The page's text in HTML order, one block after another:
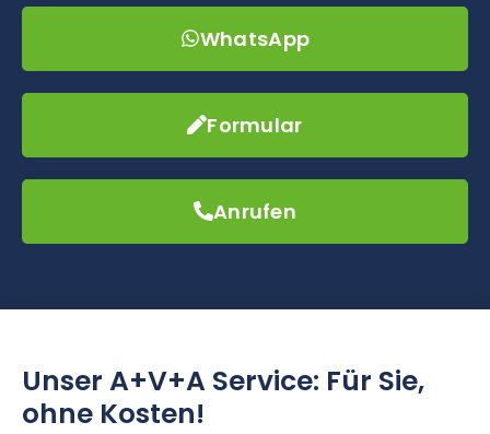
WhatsApp
Formular
Anrufen
Unser A+V+A Service: Für Sie,
ohne Kosten!